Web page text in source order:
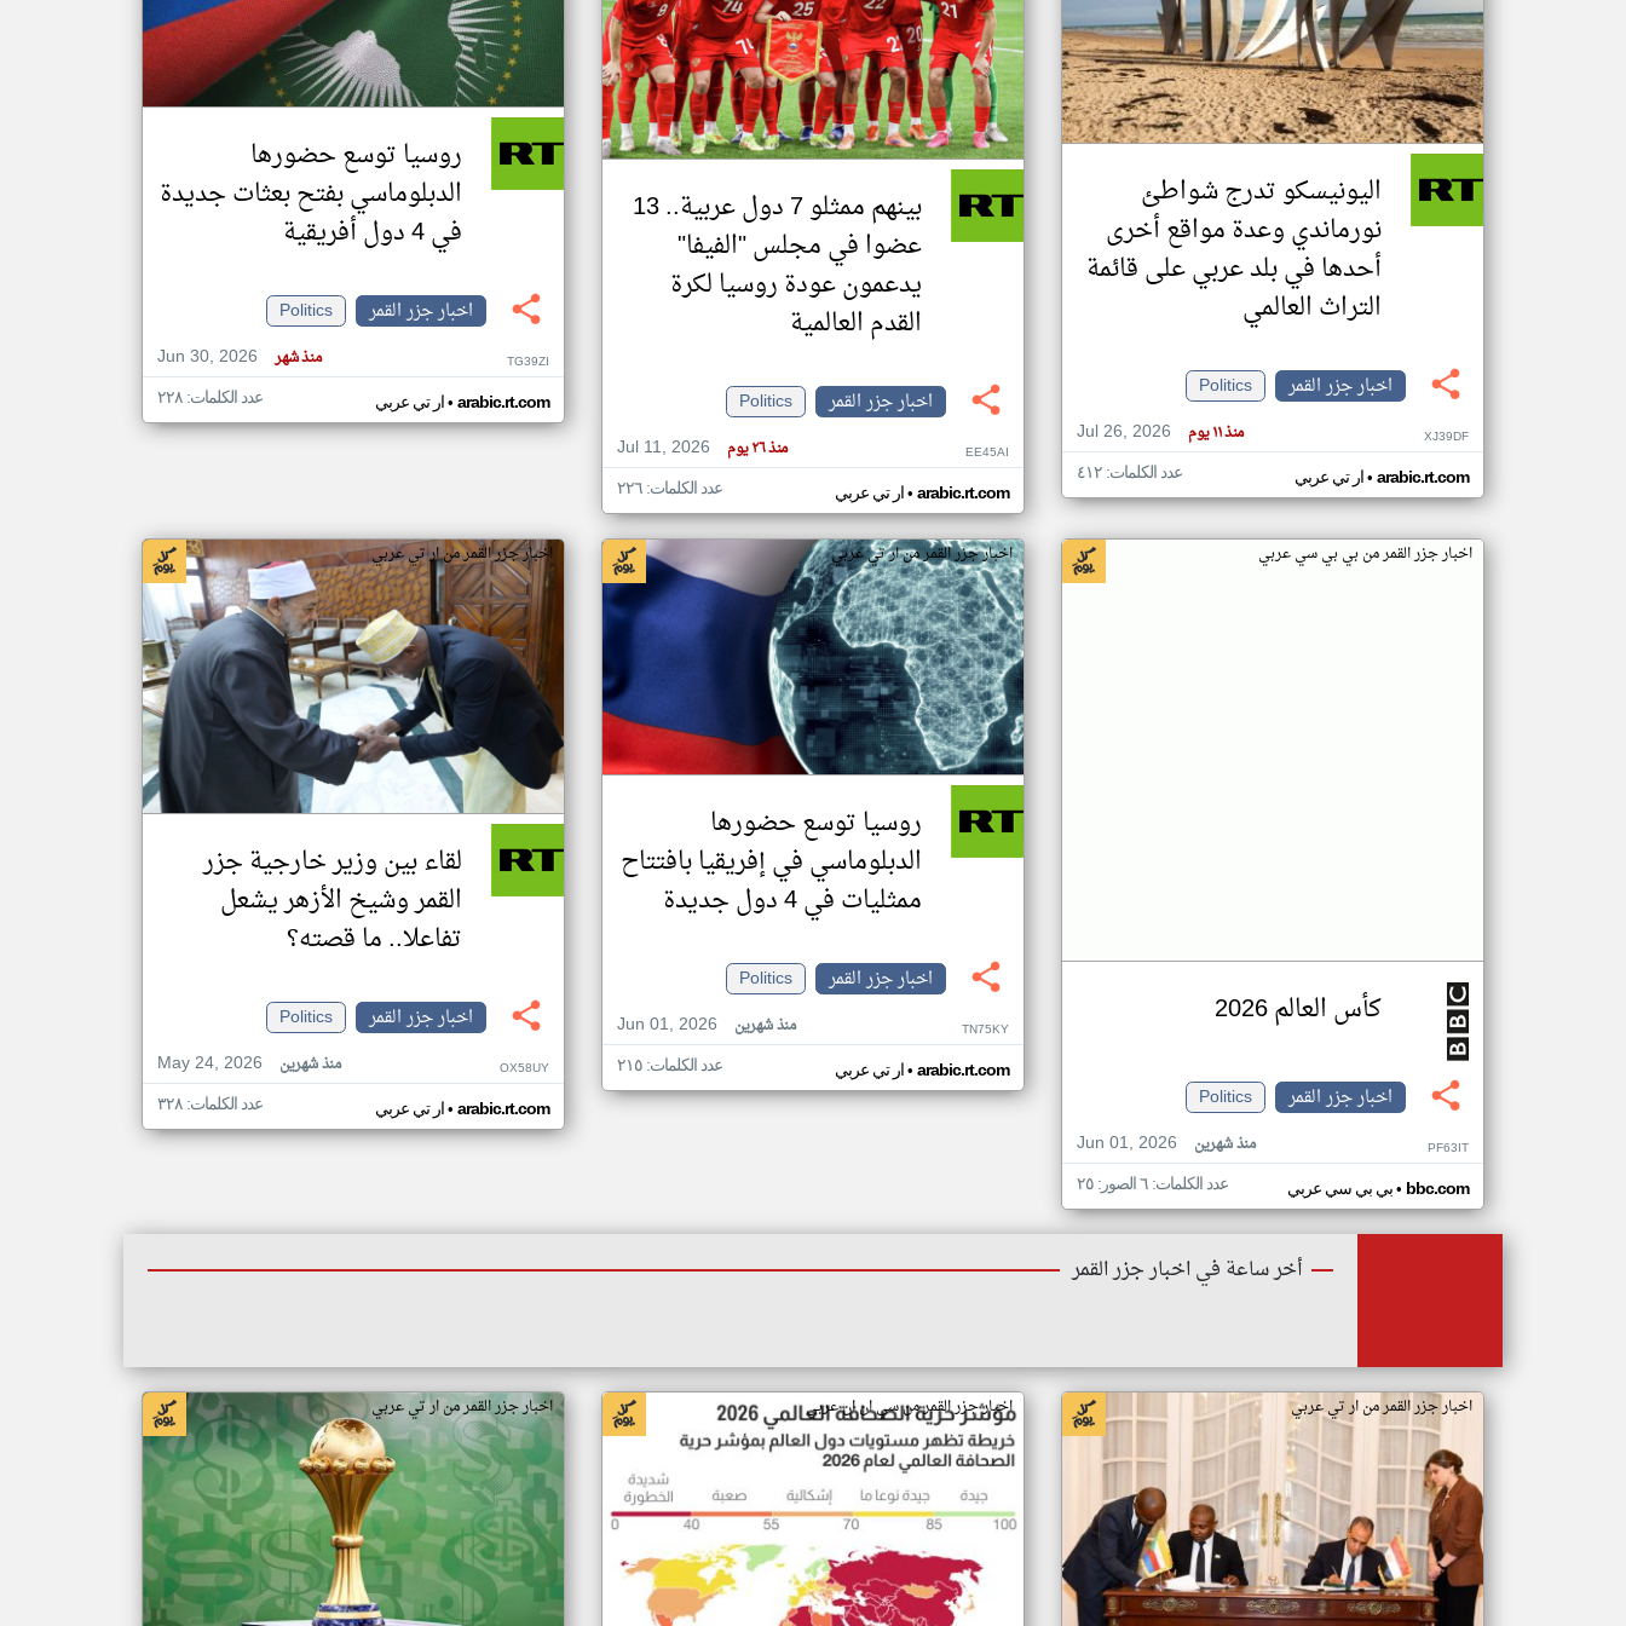
تغيير الدولة
اخبار جزر القمر على مدار الساعة
أهم اخبار جزر القمر العاجلة والمباشرة
اليونيسكو تدرج شواطئ
نورماندي وعدة مواقع أخرى
أحدها في بلد عربي على قائمة
التراث العالمي
اخبار جزر القمر
Politics
Jul 26, 2026
منذ ١١ يوم XJ39DF
ار تي عربي• arabic.rt.com عدد الكلمات: ٤١٢
بينهم ممثلو 7 دول عربية.. 13
عضوا في مجلس "الفيفا"
يدعمون عودة روسيا لكرة
القدم العالمية
اخبار جزر القمر
Politics
Jul 11, 2026
منذ ٢٦ يوم EE45AI
ار تي عربي• arabic.rt.com عدد الكلمات: ٢٢٦
روسيا توسع حضورها
الدبلوماسي بفتح بعثات جديدة
في 4 دول أفريقية
اخبار جزر القمر
Politics
Jun 30, 2026
منذ شهر TG39ZI
ار تي عربي• arabic.rt.com عدد الكلمات: ٢٢٨
اخبار جزر القمر من بي بي سي عربي
كأس العالم 2026
اخبار جزر القمر
Politics
Jun 01, 2026
منذ شهرين PF63IT
بي بي سي عربي• bbc.com عدد الكلمات: ٦ الصور: ٢٥
اخبار جزر القمر من ار تي عربي
روسيا توسع حضورها
الدبلوماسي في إفريقيا بافتتاح
ممثليات في 4 دول جديدة
اخبار جزر القمر
Politics
Jun 01, 2026
منذ شهرين TN75KY
ار تي عربي• arabic.rt.com عدد الكلمات: ٢١٥
اخبار جزر القمر من ار تي عربي
لقاء بين وزير خارجية جزر
القمر وشيخ الأزهر يشعل
تفاعلا.. ما قصته؟
اخبار جزر القمر
Politics
May 24, 2026
منذ شهرين OX58UY
ار تي عربي• arabic.rt.com عدد الكلمات: ٣٢٨
أخر ساعة في اخبار جزر القمر
اخبار جزر القمر من ار تي عربي اخبار جزر القمر من سي ان ان عربي اخبار جزر القمر من ار تي عربي
klyoum.com